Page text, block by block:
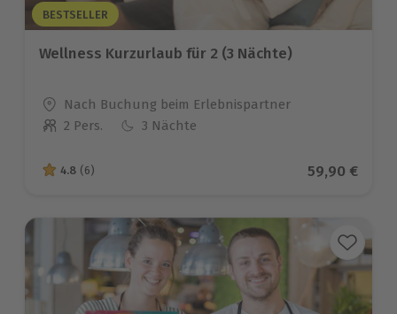
BESTSELLER
Wellness Kurzurlaub für 2 (3 Nächte)
Standort
Nach Buchung beim Erlebnispartner
Anzahl der Teilnehmer
2 Pers. 3 Nächte
4.8 von 5 Sternen basierend auf 6 Bewertungen
4.8 (6) Aktueller
59,90 €